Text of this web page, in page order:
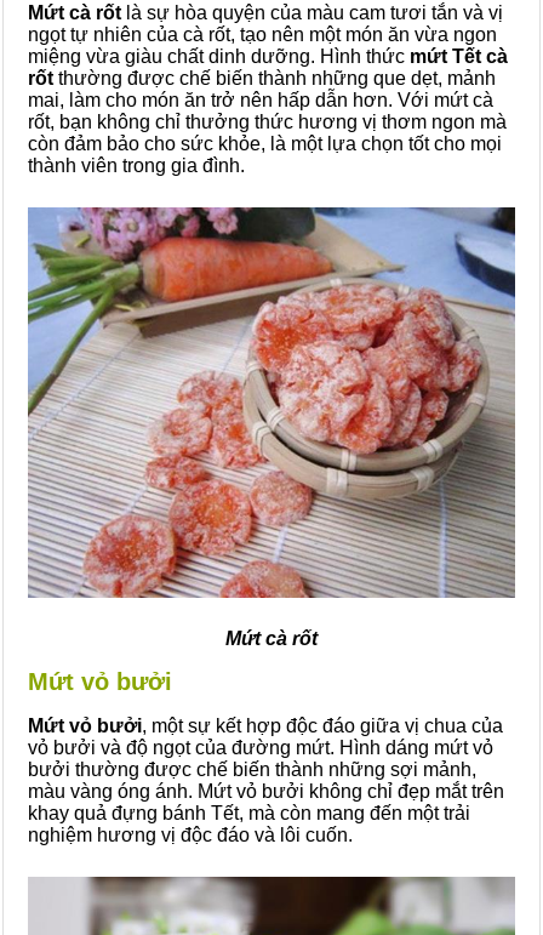
Mứt cà rốt là sự hòa quyện của màu cam tươi tắn và vị
ngọt tự nhiên của cà rốt, tạo nên một món ăn vừa ngon
miệng vừa giàu chất dinh dưỡng. Hình thức mứt Tết cà
rốt thường được chế biến thành những que dẹt, mảnh
mai, làm cho món ăn trở nên hấp dẫn hơn. Với mứt cà
rốt, bạn không chỉ thưởng thức hương vị thơm ngon mà
còn đảm bảo cho sức khỏe, là một lựa chọn tốt cho mọi
thành viên trong gia đình.
Mứt cà rốt
Mứt vỏ bưởi
Mứt vỏ bưởi, một sự kết hợp độc đáo giữa vị chua của
vỏ bưởi và độ ngọt của đường mứt. Hình dáng mứt vỏ
bưởi thường được chế biến thành những sợi mảnh,
màu vàng óng ánh. Mứt vỏ bưởi không chỉ đẹp mắt trên
khay quả đựng bánh Tết, mà còn mang đến một trải
nghiệm hương vị độc đáo và lôi cuốn.